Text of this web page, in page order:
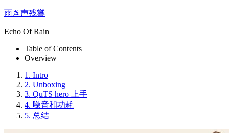
雨き声残響
Echo Of Rain
Table of Contents
Overview
1. Intro
2. Unboxing
3. QuTS hero 上手
4. 噪音和功耗
5. 总结